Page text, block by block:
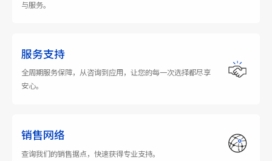
与服务。
服务支持
全周期服务保障，从咨询到应用，让您的每一次选择都尽享
安心。
销售网络
查询我们的销售据点，快速获得专业支持。